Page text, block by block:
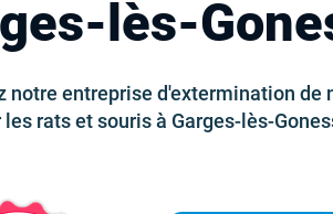
lès-
notre entreprise d'extermination de
rats et souris à Garges-lès-